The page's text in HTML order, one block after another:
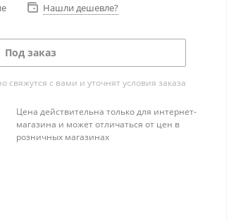
Нашли дешевле?
Под заказ
с вами и уточнят условия заказа
Цена действительна только для интернет-
магазина и может отличаться от цен в
розничных магазинах